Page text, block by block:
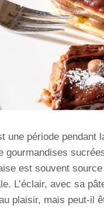
une période pendant
gourmandises
est souvent
L’éclair, avec sa
plaisir, mais peut-il